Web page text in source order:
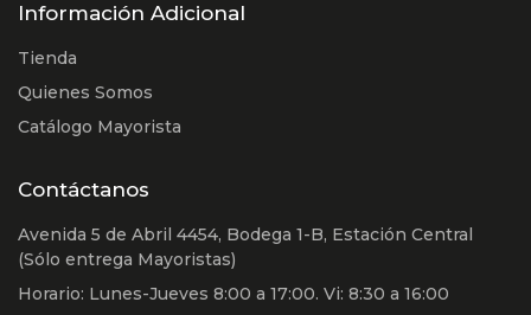
Información Adicional
Tienda
Quienes Somos
Catálogo Mayorista
Contáctanos
Avenida 5 de Abril 4454, Bodega 1-B, Estación Central
(Sólo entrega Mayoristas)
Horario: Lunes-Jueves 8:00 a 17:00. Vi: 8:30 a 16:00